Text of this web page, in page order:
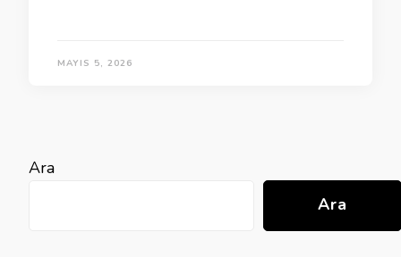
MAYIS 5, 2026
Ara
Ara